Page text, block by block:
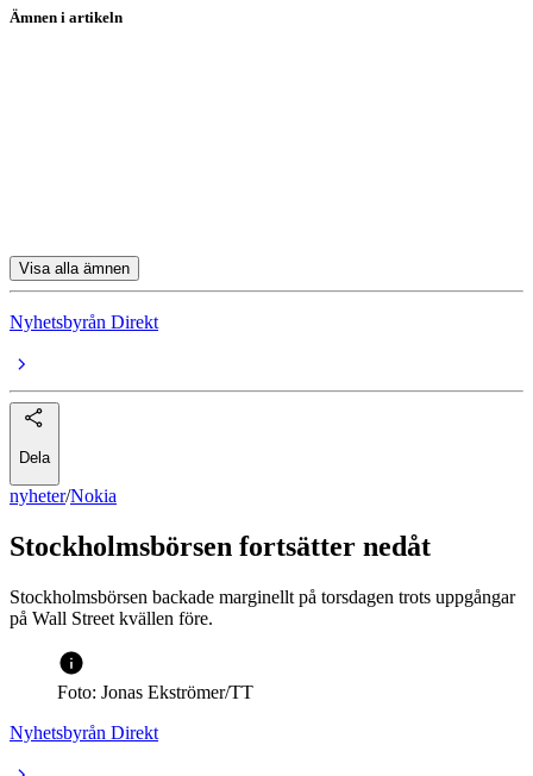
Ämnen i artikeln
Visa alla ämnen
Nyhetsbyrån Direkt
Dela
nyheter/Nokia
Stockholmsbörsen fortsätter nedåt
Stockholmsbörsen backade marginellt på torsdagen trots uppgångar
på Wall Street kvällen före.
Foto: Jonas Ekströmer/TT
Nyhetsbyrån Direkt